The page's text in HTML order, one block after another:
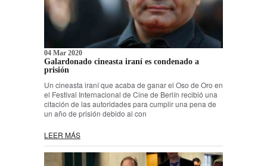
04 Mar 2020
Galardonado cineasta iraní es condenado a
prisión
Un cineasta iraní que acaba de ganar el Oso de Oro en
el Festival Internacional de Cine de Berlín recibió una
citación de las autoridades para cumplir una pena de
un año de prisión debido al con
LEER MÁS